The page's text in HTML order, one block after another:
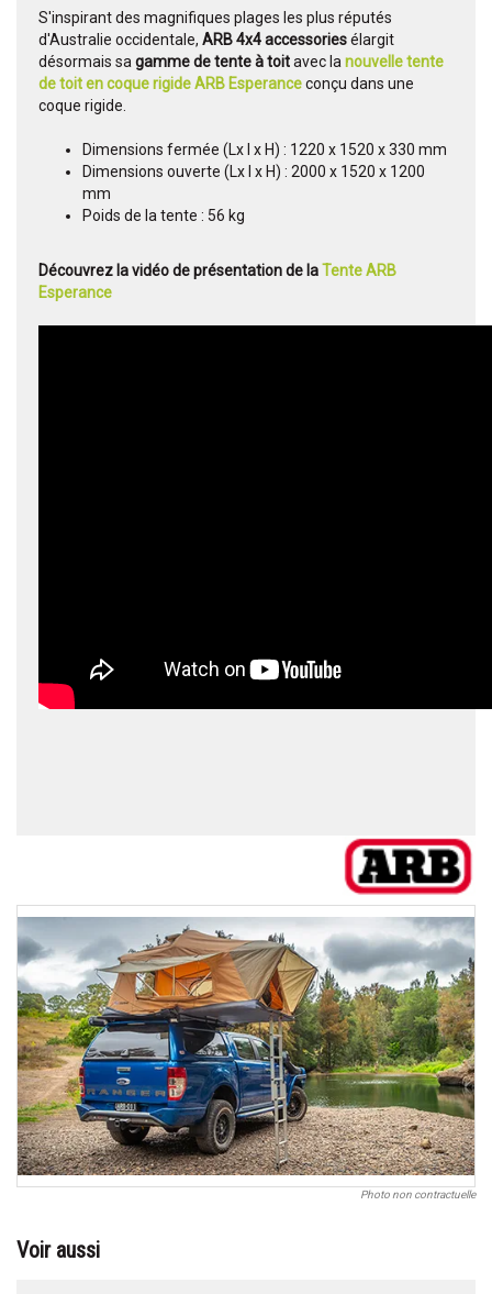
S'inspirant des magnifiques plages les plus réputés
d'Australie occidentale, ARB 4x4 accessoriesélargit
désormais sagamme de tente à toitavec lanouvelle tente
de toit en coque rigide ARB Esperanceconçu dans une
coque rigide.
Dimensions fermée (Lx l x H) : 1220 x 1520 x 330 mm
Dimensions ouverte (Lx l x H) : 2000 x 1520 x 1200
mm
Poids de la tente : 56 kg
Découvrez la vidéo de présentation de laTente ARB
Esperance
Photo non contractuelle
Voir aussi